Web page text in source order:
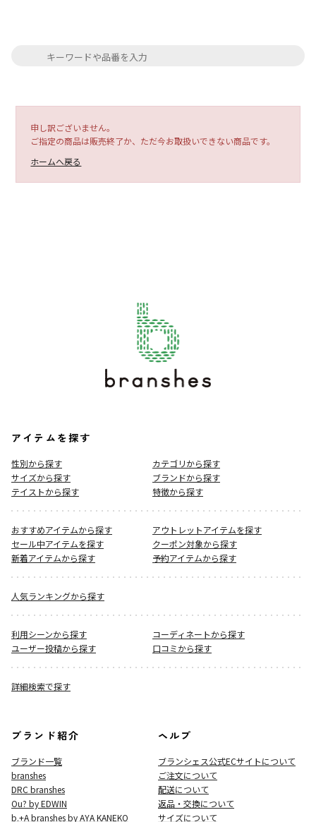
申し訳ございません。
ご指定の商品は販売終了か、ただ今お取扱いできない商品です。
ホームへ戻る
アイテムを探す
性別から探す
カテゴリから探す
サイズから探す
ブランドから探す
テイストから探す
特徴から探す
おすすめアイテムから探す
アウトレットアイテムを探す
セール中アイテムを探す
クーポン対象から探す
新着アイテムから探す
予約アイテムから探す
人気ランキングから探す
利用シーンから探す
コーディネートから探す
ユーザー投稿から探す
口コミから探す
詳細検索で探す
ブランド紹介
ブランド一覧
branshes
DRC branshes
Ou? by EDWIN
b.+A branshes by AYA KANEKO
ヘルプ
ブランシェス公式ECサイトについて
ご注文について
配送について
返品・交換について
サイズについて